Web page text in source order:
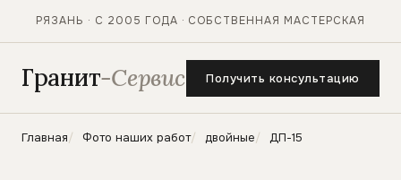
РЯЗАНЬ · С 2005 ГОДА · СОБСТВЕННАЯ МАСТЕРСКАЯ
Гранит-Сервис Получить консультацию
Главная Фото наших работ двойные ДП-15